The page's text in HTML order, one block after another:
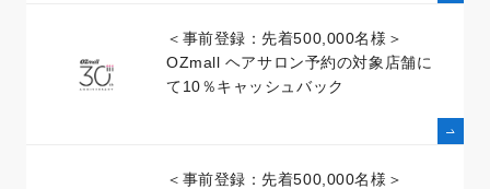
＜事前登録：先着500,000名様＞
OZmall ヘアサロン予約の対象店舗に
て10％キャッシュバック
＜事前登録：先着500,000名様＞